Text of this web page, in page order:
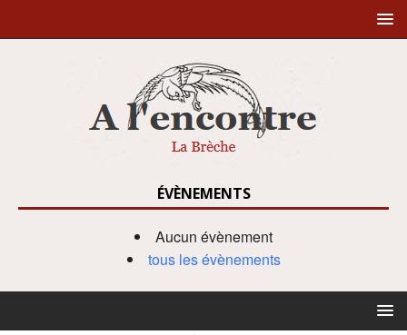
ÉVÈNEMENTS
Aucun évènement
tous les évènements